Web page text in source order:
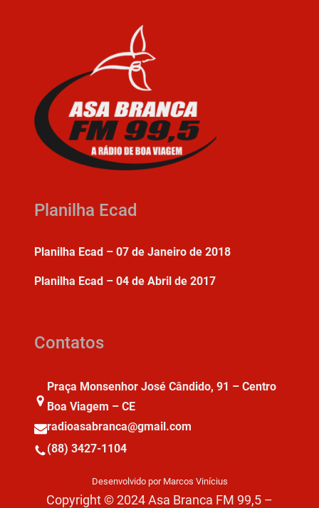
Planilha Ecad
Planilha Ecad – 07 de Janeiro de 2018
Planilha Ecad – 04 de Abril de 2017
Contatos
Praça Monsenhor José Cândido, 91 – Centro
Boa Viagem – CE
radioasabranca@gmail.com
(88) 3427-1104
Desenvolvido por Marcos Vinícius
Copyright © 2024 Asa Branca FM 99,5 –